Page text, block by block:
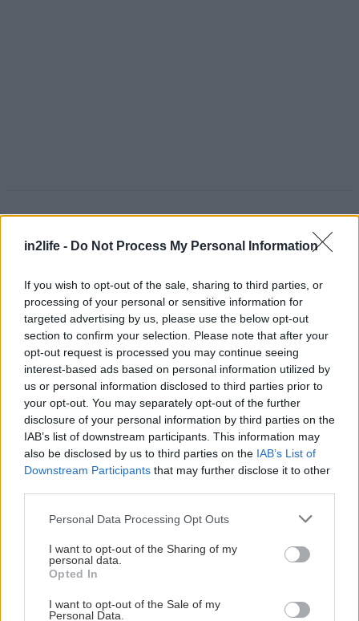
in2life - Do Not Process My Personal Information
If you wish to opt-out of the sale, sharing to third parties, or
processing of your personal or sensitive information for
targeted advertising by us, please use the below opt-out
section to confirm your selection. Please note that after your
opt-out request is processed you may continue seeing
interest-based ads based on personal information utilized by
us or personal information disclosed to third parties prior to
your opt-out. You may separately opt-out of the further
disclosure of your personal information by third parties on the
IAB’s list of downstream participants. This information may
also be disclosed by us to third parties on the IAB’s List of
Downstream Participants that may further disclose it to other
Please note that this website/app uses one or more Google
not limited to your visit or usage behaviour. You may click to
grant or deny consent to Google and its third-party tags to
use your data for below specified purposes in below Google
consent section.
Personal Data Processing Opt Outs
I want to opt-out of the Sharing of my
personal data.
Opted In
I want to opt-out of the Sale of my
Personal Data.
Διαβάστε επίσης
Seat Leon X-PERIENCE: Τετρακίνητο και…
για να
Αναζήτηση